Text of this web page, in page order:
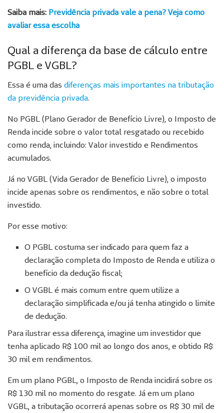
Saiba mais: Previdência privada vale a pena? Veja como
avaliar essa escolha
Qual a diferença da base de cálculo entre
PGBL e VGBL?
Essa é uma das diferenças mais importantes na tributação
da previdência privada.
No PGBL (Plano Gerador de Benefício Livre), o Imposto de
Renda incide sobre o valor total resgatado ou recebido
como renda, incluindo: Valor investido e Rendimentos
acumulados.
Já no VGBL (Vida Gerador de Benefício Livre), o imposto
incide apenas sobre os rendimentos, e não sobre o total
investido.
Por esse motivo:
O PGBL costuma ser indicado para quem faz a
declaração completa do Imposto de Renda e utiliza o
benefício da dedução fiscal;
O VGBL é mais comum entre quem utilize a
declaração simplificada e/ou já tenha atingido o limite
de dedução.
Para ilustrar essa diferença, imagine um investidor que
tenha aplicado R$ 100 mil ao longo dos anos, e obtido R$
30 mil em rendimentos.
Em um plano PGBL, o Imposto de Renda incidirá sobre os
R$ 130 mil no momento do resgate. Já em um plano
VGBL, a tributação ocorrerá apenas sobre os R$ 30 mil de